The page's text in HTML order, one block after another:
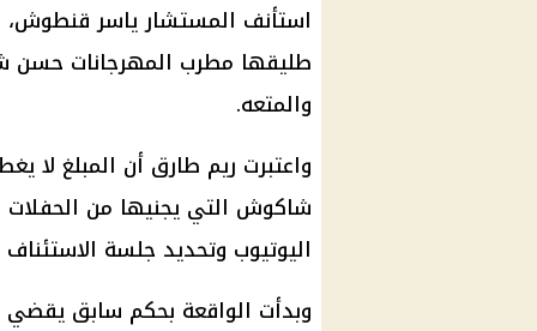
استأنف المستشار ياسر قنطوش،
والمتعه.
واعتبرت ريم طارق أن المبلغ لا
شاكوش التي يجنيها من الحفلات
اليوتيوب وتحديد جلسة